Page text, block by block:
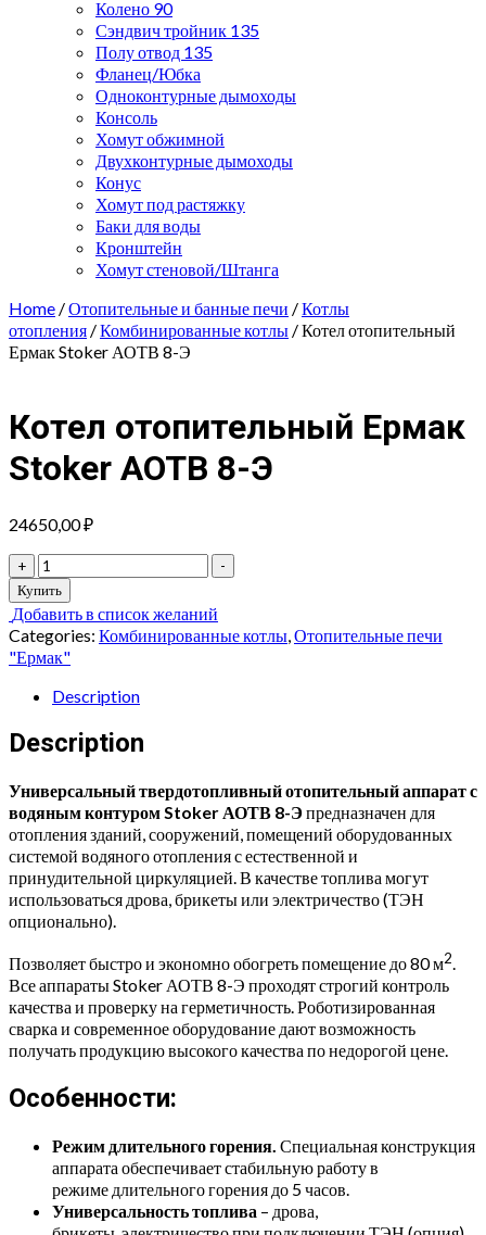
Колено 90
Сэндвич тройник 135
Полу отвод 135
Фланец/Юбка
Одноконтурные дымоходы
Консоль
Хомут обжимной
Двухконтурные дымоходы
Конус
Хомут под растяжку
Баки для воды
Кронштейн
Хомут стеновой/Штанга
Home /Отопительные и банные печи /Котлы
отопления /Комбинированные котлы / Котел отопительный
Ермак Stoker АОТВ 8-Э
Котел отопительный Ермак
Stoker АОТВ 8-Э
24650,00₽
+
Котел
отопительный
Ермак
Stoker
АОТВ
8-
Э
-
Купить
Добавить в список желаний
Categories: Комбинированные котлы Отопительные печи
"Ермак"
Description
Description
Универсальный твердотопливный отопительный аппарат с
водяным контуром Stoker АОТВ 8-Эпредназначен для
отопления зданий, сооружений, помещений оборудованных
системой водяного отопления с естественной и
принудительной циркуляцией. В качестве топлива могут
использоваться дрова, брикеты или электричество (ТЭН
опционально).
Позволяет быстро и экономно обогреть помещение до 80 м2.
Все аппараты Stoker АОТВ 8-Э проходят строгий контроль
качества и проверку на герметичность. Роботизированная
сварка и современное оборудование дают возможность
получать продукцию высокого качества по недорогой цене.
Особенности:
Режим длительного горения. Специальная конструкция
аппарата обеспечивает стабильную работу в
режиме длительного горения до 5 часов.
Универсальность топлива – дрова,